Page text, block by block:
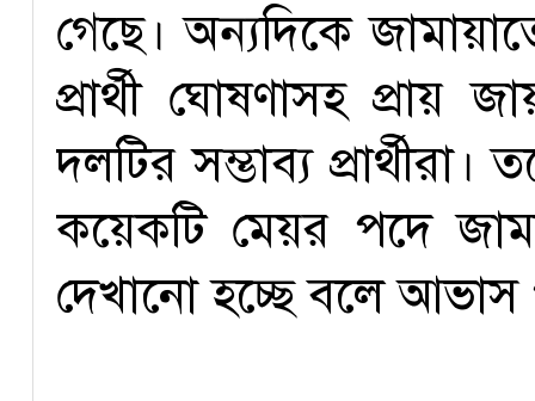
গেছে। অন্যদিকে
প্রার্থী ঘোষণাসহ প্রায়
দলটির সম্ভাব্য
কয়েকটি মেয়র পদে
দেখানো হচ্ছে বলে আভাস